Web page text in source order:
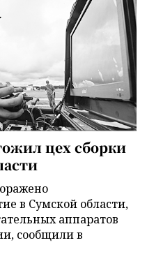
цех сборки
в Сумской области,
аппаратов
сообщили в